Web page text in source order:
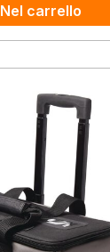
Nel carrello